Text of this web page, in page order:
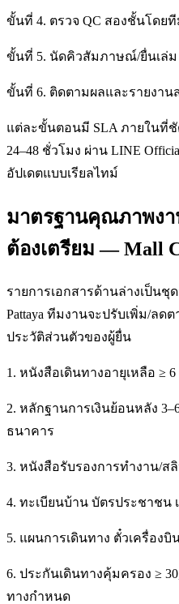
ขั้นที่ 4. ตรวจ QC สองชั้นโดย
ขั้นที่ 5. นัดคิวสัมภาษณ์/ยื่นเล่
ขั้นที่ 6. ติดตามผลและรายงาน
แต่ละขั้นตอนมี SLA ภายในที่
24–48 ชั่วโมง ผ่าน LINE
อัปเดตแบบเรียลไทม์
มาตรฐานคุณภาพงา
ต้องเตรียม — Mall
รายการเอกสารด้านล่างเป็นชุ
Pattaya ทีมงานจะปรับเพิ่ม/ลด
ประวัติส่วนตัวของผู้ยื่น
1. หนังสือเดินทางอายุเหลือ ≥
2. หลักฐานการเงินย้อนหลัง
ธนาคาร
3. หนังสือรับรองการทำงาน/ส
4. ทะเบียนบ้าน บัตรประชาชน
5. แผนการเดินทาง ตั๋วเครื่อง
6. ประกันเดินทางคุ้มครอง ≥
ทางกำหนด